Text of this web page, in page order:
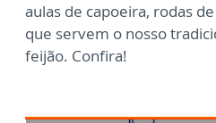
aulas de capoeira, rodas
que servem o nosso
feijão. Confira!